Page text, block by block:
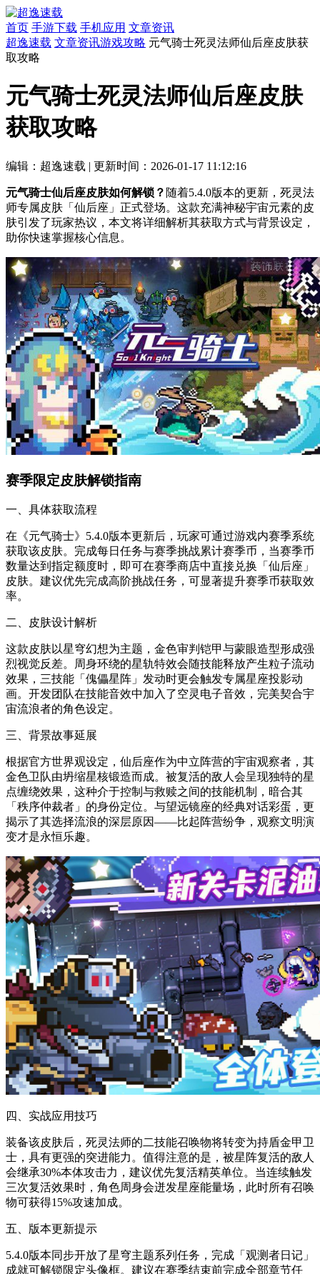
首页 手游下载 手机应用 文章资讯
超逸速载 文章资讯游戏攻略 元气骑士死灵法师仙后座皮肤获
取攻略
元气骑士死灵法师仙后座皮肤
获取攻略
编辑：超逸速载 | 更新时间：2026-01-17 11:12:16
元气骑士仙后座皮肤如何解锁？ 随着5.4.0版本的更新，死灵法
师专属皮肤「仙后座」正式登场。这款充满神秘宇宙元素的皮
肤引发了玩家热议，本文将详细解析其获取方式与背景设定，
助你快速掌握核心信息。
赛季限定皮肤解锁指南
一、具体获取流程
在《元气骑士》5.4.0版本更新后，玩家可通过游戏内赛季系统
获取该皮肤。完成每日任务与赛季挑战累计赛季币，当赛季币
数量达到指定额度时，即可在赛季商店中直接兑换「仙后座」
皮肤。建议优先完成高阶挑战任务，可显著提升赛季币获取效
率。
二、皮肤设计解析
这款皮肤以星穹幻想为主题，金色审判铠甲与蒙眼造型形成强
烈视觉反差。周身环绕的星轨特效会随技能释放产生粒子流动
效果，三技能「傀儡星阵」发动时更会触发专属星座投影动
画。开发团队在技能音效中加入了空灵电子音效，完美契合宇
宙流浪者的角色设定。
三、背景故事延展
根据官方世界观设定，仙后座作为中立阵营的宇宙观察者，其
金色卫队由坍缩星核锻造而成。被复活的敌人会呈现独特的星
点缠绕效果，这种介于控制与救赎之间的技能机制，暗合其
「秩序仲裁者」的身份定位。与望远镜座的经典对话彩蛋，更
揭示了其选择流浪的深层原因——比起阵营纷争，观察文明演
变才是永恒乐趣。
四、实战应用技巧
装备该皮肤后，死灵法师的二技能召唤物将转变为持盾金甲卫
士，具有更强的突进能力。值得注意的是，被星阵复活的敌人
会继承30%本体攻击力，建议优先复活精英单位。当连续触发
三次复活效果时，角色周身会迸发星座能量场，此时所有召唤
物可获得15%攻速加成。
五、版本更新提示
5.4.0版本同步开放了星穹主题系列任务，完成「观测者日记」
成就可解锁限定头像框。建议在赛季结束前完成全部章节任